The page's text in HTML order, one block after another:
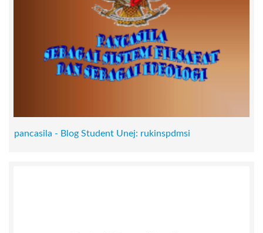
pancasila - Blog Student Unej: rukinspdmsi